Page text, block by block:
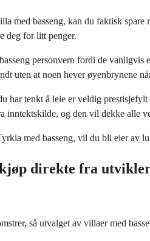
med basseng, kan du faktisk
deg for litt penger.
personvern fordi de
uten at noen hever øyenbrynene
har tenkt å leie er veldig
inntektskilde, og den vil dekke alle
med basseng, vil du bli eier av
direkte fra
så utvalget av villaer med